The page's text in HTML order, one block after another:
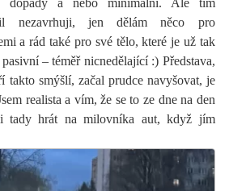
dopady a nebo minimální. Ale tím
nezavrhuji, jen dělám něco pro
a rád také pro své tělo, které je už tak
– téměř nicnedělající :) Představa,
takto smýšlí, začal prudce navyšovat, je
realista a vím, že se to ze dne na den
tady hrát na milovníka aut, když jím